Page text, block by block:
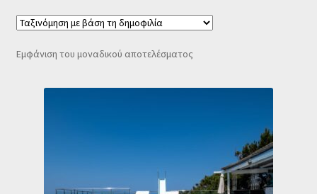
Ο λογαριασμός μου
Εμφάνιση του μοναδικού αποτελέσματος